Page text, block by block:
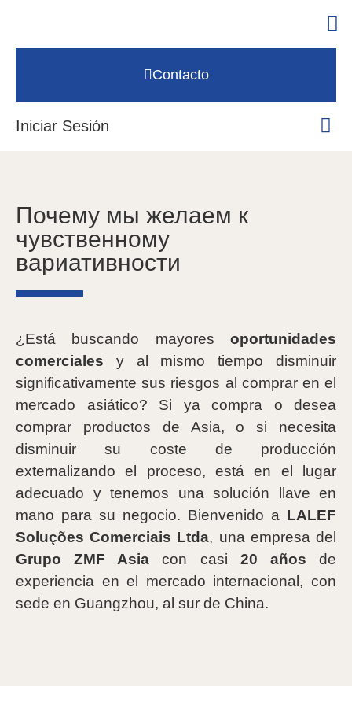
Contacto
Iniciar Sesión
Почему мы желаем к
чувственному
вариативности
¿Está buscando mayores oportunidades
comerciales y al mismo tiempo disminuir
significativamente sus riesgos al comprar en el
mercado asiático? Si ya compra o desea
comprar productos de Asia, o si necesita
disminuir su coste de producción
externalizando el proceso, está en el lugar
adecuado y tenemos una solución llave en
mano para su negocio. Bienvenido a LALEF
Soluções Comerciais Ltda, una empresa del
Grupo ZMF Asia con casi 20 años de
experiencia en el mercado internacional, con
sede en Guangzhou, al sur de China.